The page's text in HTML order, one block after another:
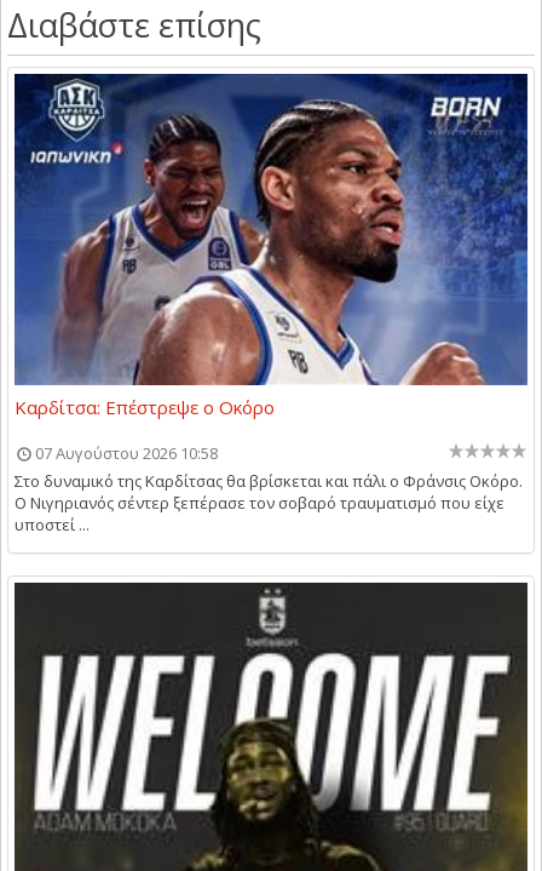
Διαβάστε επίσης
Καρδίτσα: Επέστρεψε ο Οκόρο
07 Αυγούστου 2026 10:58
Στο δυναμικό της Καρδίτσας θα βρίσκεται και πάλι ο Φράνσις Οκόρο.
Ο Νιγηριανός σέντερ ξεπέρασε τον σοβαρό τραυματισμό που είχε
υποστεί ...